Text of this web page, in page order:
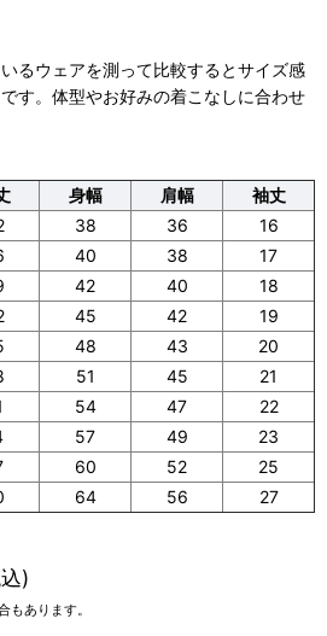
るウェアを測って比較するとサイズ感
す。体型やお好みの着こなしに合わせ
身幅 肩幅
袖丈
38 36
16
40 38
17
42 40
18
45 42
19
48 43
20
51 45
21
54 47
22
57 49
23
60 52
25
64 56 27
)
もあります。